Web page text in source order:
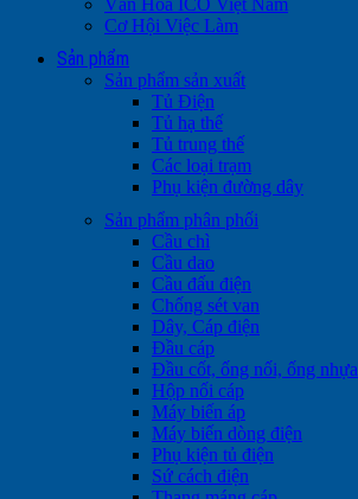
Cơ Hội Việc Làm
Sản phẩm
Sản phẩm sản xuất
Tủ Điện
Tủ hạ thế
Tủ trung thế
Các loại trạm
Phụ kiện đường dây
Sản phẩm phân phối
Cầu chì
Cầu dao
Cầu đấu điện
Chống sét van
Dây, Cáp điện
Đầu cáp
Đầu cốt, ống nối, ống nhựa
Hộp nối cáp
Máy biến áp
Máy biến dòng điện
Phụ kiện tủ điện
Sứ cách điện